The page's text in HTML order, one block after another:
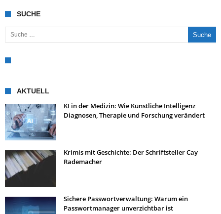
SUCHE
Suche nach:
AKTUELL
KI in der Medizin: Wie Künstliche Intelligenz
Diagnosen, Therapie und Forschung verändert
Krimis mit Geschichte: Der Schriftsteller Cay
Rademacher
Sichere Passwortverwaltung: Warum ein
Passwortmanager unverzichtbar ist